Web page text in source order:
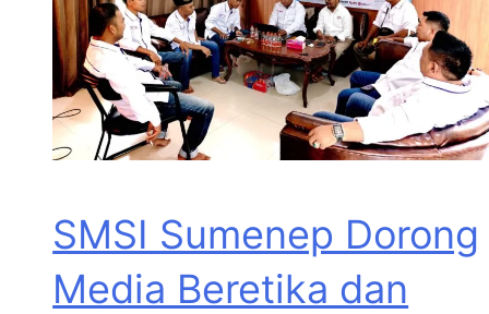
SMSI Sumenep Dorong
Media Beretika dan